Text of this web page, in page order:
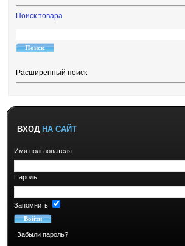
Поиск товара
Расширенный поиск
ВХОД НА САЙТ
Имя пользователя
Пароль
Запомнить
Забыли пароль?